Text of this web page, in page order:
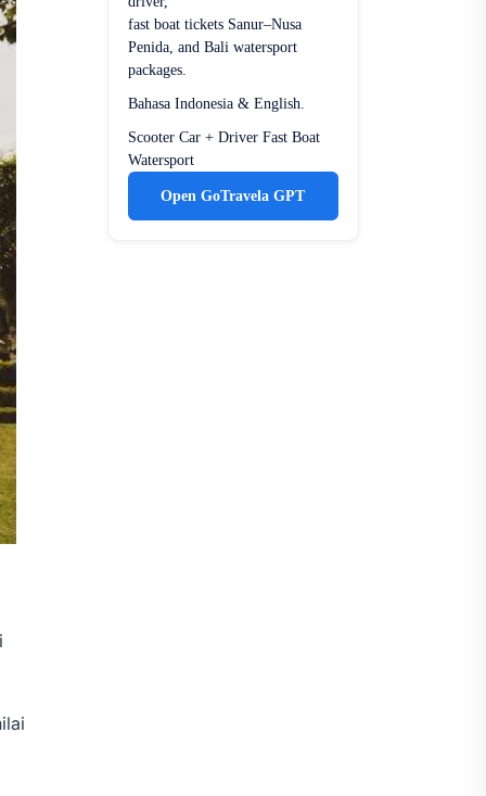
fast boat tickets Sanur–Nusa
Penida, and Bali watersport
packages.
Bahasa Indonesia & English.
Scooter Car + Driver Fast Boat
Watersport
Open GoTravela GPT